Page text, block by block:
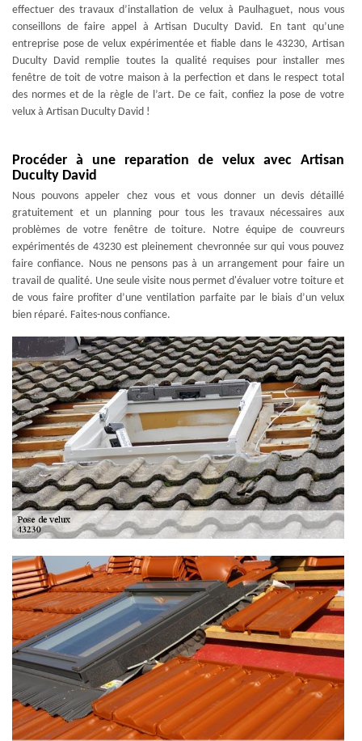
effectuer des travaux d’installation de velux à Paulhaguet, nous vous
conseillons de faire appel à Artisan Duculty David. En tant qu’une
entreprise pose de velux expérimentée et fiable dans le 43230, Artisan
Duculty David remplie toutes la qualité requises pour installer mes
fenêtre de toit de votre maison à la perfection et dans le respect total
des normes et de la règle de l’art. De ce fait, confiez la pose de votre
velux à Artisan Duculty David !
Procéder à une reparation de velux avec Artisan
Duculty David
Nous pouvons appeler chez vous et vous donner un devis détaillé
gratuitement et un planning pour tous les travaux nécessaires aux
problèmes de votre fenêtre de toiture. Notre équipe de couvreurs
expérimentés de 43230 est pleinement chevronnée sur qui vous pouvez
faire confiance. Nous ne pensons pas à un arrangement pour faire un
travail de qualité. Une seule visite nous permet d'évaluer votre toiture et
de vous faire profiter d’une ventilation parfaite par le biais d’un velux
bien réparé. Faites-nous confiance.